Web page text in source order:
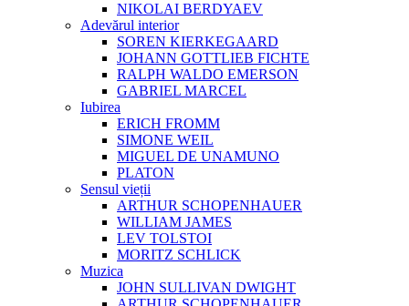
NIKOLAI BERDYAEV
Adevărul interior
SOREN KIERKEGAARD
JOHANN GOTTLIEB FICHTE
RALPH WALDO EMERSON
GABRIEL MARCEL
Iubirea
ERICH FROMM
SIMONE WEIL
MIGUEL DE UNAMUNO
PLATON
Sensul vieții
ARTHUR SCHOPENHAUER
WILLIAM JAMES
LEV TOLSTOI
MORITZ SCHLICK
Muzica
JOHN SULLIVAN DWIGHT